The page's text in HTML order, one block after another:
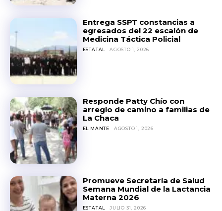
Entrega SSPT constancias a
egresados del 22 escalón de
Medicina Táctica Policial
ESTATAL AGOSTO 1, 2026
Responde Patty Chío con
arreglo de camino a familias de
La Chaca
EL MANTE AGOSTO 1, 2026
Promueve Secretaría de Salud
Semana Mundial de la Lactancia
Materna 2026
ESTATAL JULIO 31, 2026